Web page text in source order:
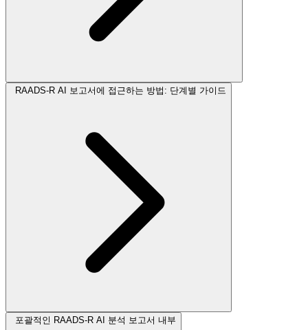
RAADS-R AI 보고서에 접근하는 방법: 단계별 가이드
포괄적인 RAADS-R AI 분석 보고서 내부